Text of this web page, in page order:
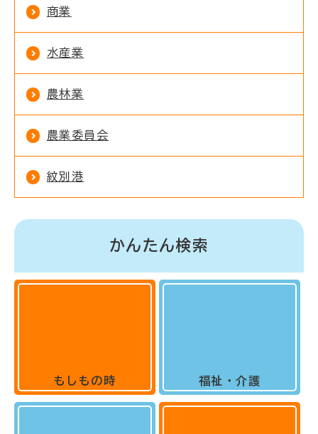
商業
水産業
農林業
農業委員会
紋別港
かんたん検索
もしもの時 福祉・介護